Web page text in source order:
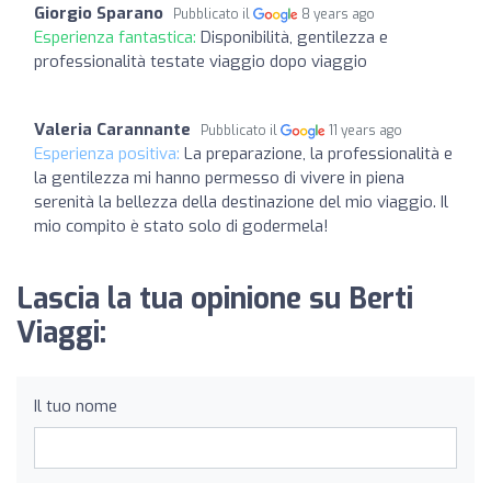
Giorgio Sparano Pubblicato il 8 years ago
Esperienza fantastica: Disponibilità, gentilezza e
professionalità testate viaggio dopo viaggio
Valeria Carannante Pubblicato il 11 years ago
Esperienza positiva: La preparazione, la professionalità e
la gentilezza mi hanno permesso di vivere in piena
serenità la bellezza della destinazione del mio viaggio. Il
mio compito è stato solo di godermela!
Lascia la tua opinione su Berti
Viaggi:
Il tuo nome